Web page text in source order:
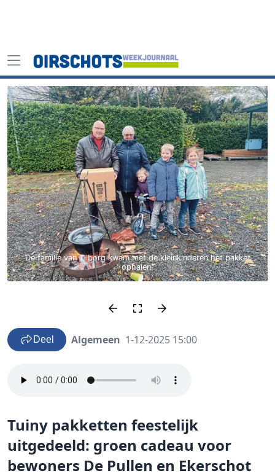
De familie van Tilborg kwam met de kleinkinderen het pakket
ophalen.
Deel Algemeen 1-12-2025 15:00
Tuiny pakketten feestelijk
uitgedeeld: groen cadeau voor
bewoners De Pullen en Ekerschot